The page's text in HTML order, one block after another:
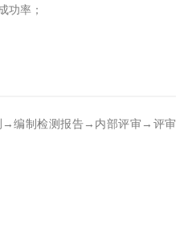
功率；
编制检测报告→内部评审→评审